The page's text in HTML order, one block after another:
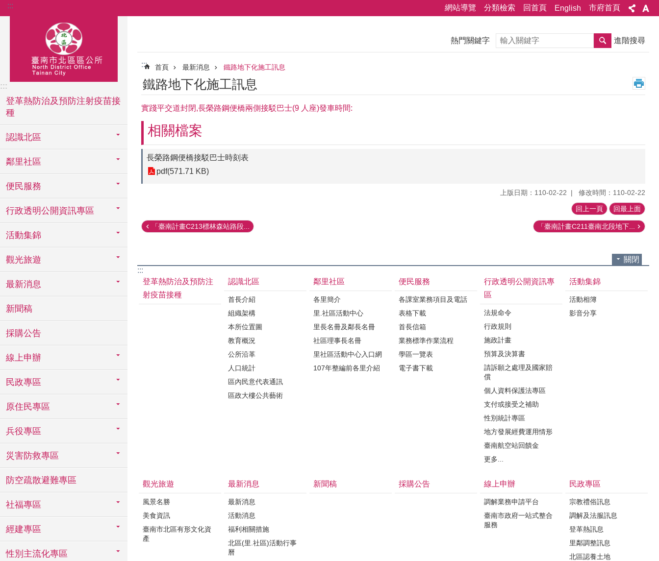
跳到主要內容區塊
::: 網站導覽 分類檢索 回首頁 English 市府首頁
:::
登革熱防治及預防注射疫苗接
種
認識北區
鄰里社區
便民服務
行政透明公開資訊專區
活動集錦
觀光旅遊
最新消息
新聞稿
採購公告
線上申辦
民政專區
原住民專區
兵役專區
災害防救專區
防空疏散避難專區
社福專區
經建專區
性別主流化專區
熱門關鍵字 搜尋 進階搜尋
::: 首頁 最新消息 鐵路地下化施工訊息
鐵路地下化施工訊息
實踐平交道封閉,長榮路鋼便橋兩側接駁巴士(9 人座)發車時間:
相關檔案
長榮路鋼便橋接駁巴士時刻表
pdf(571.71 KB)
上版日期：110-02-22 修改時間：110-02-22
回上一頁 回最上面
「臺南計畫C213標林森站路段... 「臺南計畫C211臺南北段地下...
關閉
:::
登革熱防治及預防注
射疫苗接種
認識北區
首長介紹
組織架構
本所位置圖
教育概況
公所沿革
人口統計
區內民意代表通訊
區政大樓公共藝術
鄰里社區
各里簡介
里.社區活動中心
里長名冊及鄰長名冊
社區理事長名冊
里社區活動中心入口網
107年整編前各里介紹
便民服務
各課室業務項目及電話
表格下載
首長信箱
業務標準作業流程
學區一覽表
電子書下載
行政透明公開資訊專
區
法規命令
行政規則
施政計畫
預算及決算書
請訴願之處理及國家賠
償
個人資料保護法專區
支付或接受之補助
性別統計專區
地方發展經費運用情形
臺南航空站回饋金
更多...
活動集錦
活動相簿
影音分享
觀光旅遊
風景名勝
美食資訊
臺南市北區有形文化資
產
最新消息
最新消息
活動消息
福利相關措施
北區(里.社區)活動行事
曆
新聞稿 採購公告 線上申辦
調解業務申請平台
臺南市政府一站式整合
服務
民政專區
宗教禮俗訊息
調解及法服訊息
登革熱訊息
里鄰調整訊息
北區認養土地